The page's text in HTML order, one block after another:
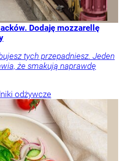
Dodaję mozzarellę
tych przepadniesz. Jeden
że smakują naprawdę
odżywcze